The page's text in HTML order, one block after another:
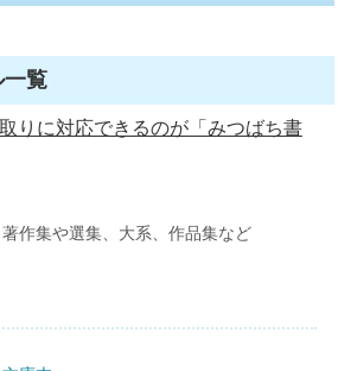
一覧
りに対応できるのが「みつばち書
作集や選集、大系、作品集など